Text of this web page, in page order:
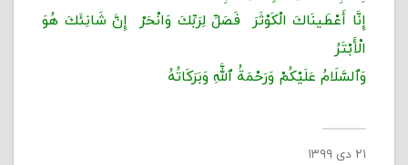
إِنَّا أَعْطَینَاكَ الْكَوْثَرَ فَصَلِّ لِرَبِّكَ وَانْحَرْ إِنَّ شَانِئَكَ هُوَ
الْأَبْتَرُ
وَٱلسَّلَامُ عَلَيْكُمْ وَرَحْمَةُ ٱللَّهِ وَبَرَكَاتُهُ
۲۱ دی ۱۳۹۹